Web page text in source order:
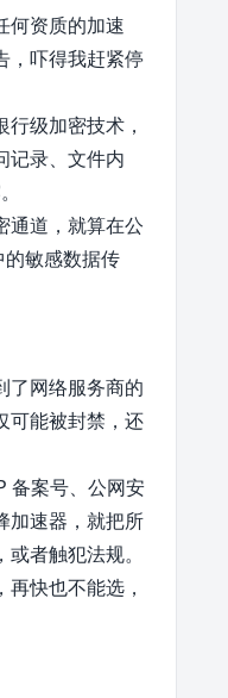
何资质的加速
，吓得我赶紧停
级加密技术，
记录、文件内
通道，就算在公
敏感数据传
了网络服务商的
可能被封禁，还
备案号、公网安
加速器，就把所
者触犯法规。
快也不能选，